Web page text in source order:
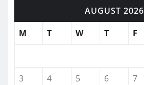
AUGUST 2026
M
T W T F
3
4 5 6 7